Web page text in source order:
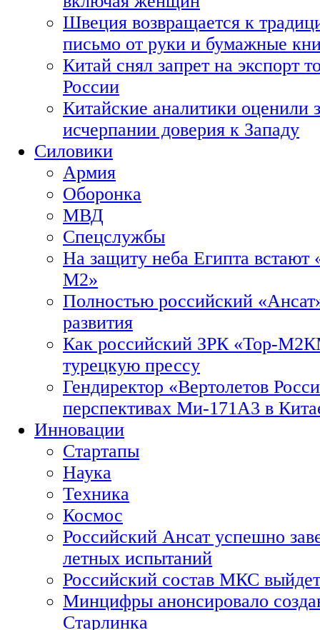
Швеция возвращается к
письмо от руки и бумажные
Китай снял запрет на экспорт
России
Китайские аналитики оценили
исчерпании доверия к Западу
Силовики
Армия
Оборонка
МВД
Спецслужбы
На защиту неба Египта встают
М2»
Полностью российский
развития
Как российский ЗРК «Тор-
турецкую прессу
Гендиректор «Вертолетов
перспективах Ми-171А3 в
Инновации
Стартапы
Наука
Техника
Космос
Российский Ансат успешно
летных испытаний
Российский состав МКС
Минцифры анонсировало
Старлинка